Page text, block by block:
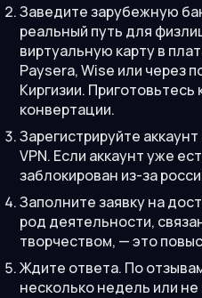
Заведите зарубежную
реальный путь для
виртуальную карту в
Paysera, Wise или через
Киргизии.
конвертации.
Зарегистрируйте
VPN. Если аккаунт уже
заблокирован из-за
Заполните заявку на
род деятельности,
творчеством, — это
Ждите ответа. По
несколько недель или не